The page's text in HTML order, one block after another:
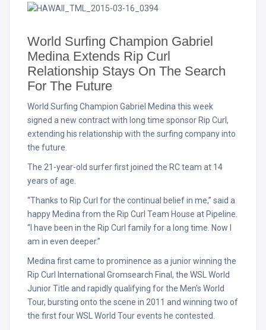
World Surfing Champion Gabriel
Medina Extends Rip Curl
Relationship Stays On The Search
For The Future
World Surfing Champion Gabriel Medina this week
signed a new contract with long time sponsor Rip Curl,
extending his relationship with the surfing company into
the future.
The 21-year-old surfer first joined the RC team at 14
years of age.
“Thanks to Rip Curl for the continual belief in me,” said a
happy Medina from the Rip Curl Team House at Pipeline.
“I have been in the Rip Curl family for a long time. Now I
am in even deeper.”
Medina first came to prominence as a junior winning the
Rip Curl International Gromsearch Final, the WSL World
Junior Title and rapidly qualifying for the Men’s World
Tour, bursting onto the scene in 2011 and winning two of
the first four WSL World Tour events he contested.